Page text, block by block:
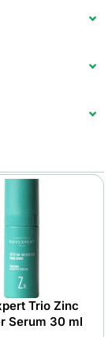
Trio Zinc
Serum 30 ml